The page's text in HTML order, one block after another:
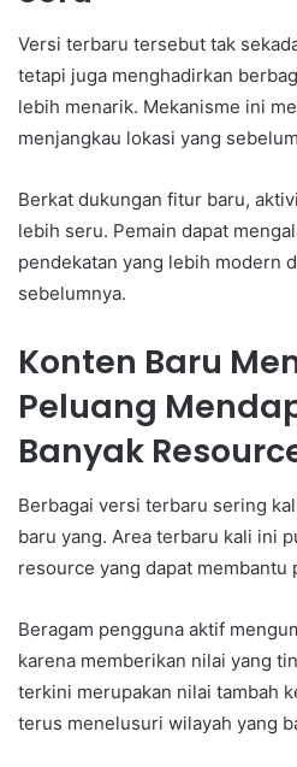
Versi terbaru tersebut tak
tetapi juga menghadirkan
lebih menarik. Mekanisme ini
menjangkau lokasi yang
Berkat dukungan fitur baru,
lebih seru. Pemain dapat
pendekatan yang lebih modern
sebelumnya.
Konten Baru
Peluang
Banyak
Berbagai versi terbaru sering
baru yang. Area terbaru kali ini
resource yang dapat membantu
Beragam pengguna aktif
karena memberikan nilai yang
terkini merupakan nilai tambah
terus menelusuri wilayah yang